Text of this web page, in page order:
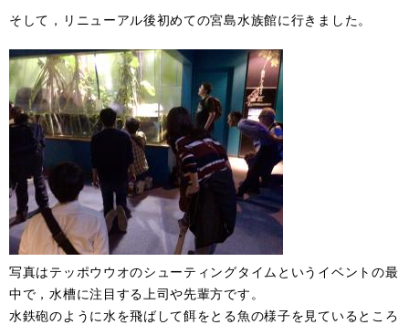
そして，リニューアル後初めての宮島水族館に行きました。
写真はテッポウウオのシューティングタイムというイベントの最
中で，水槽に注目する上司や先輩方です。
水鉄砲のように水を飛ばして餌をとる魚の様子を見ているところ